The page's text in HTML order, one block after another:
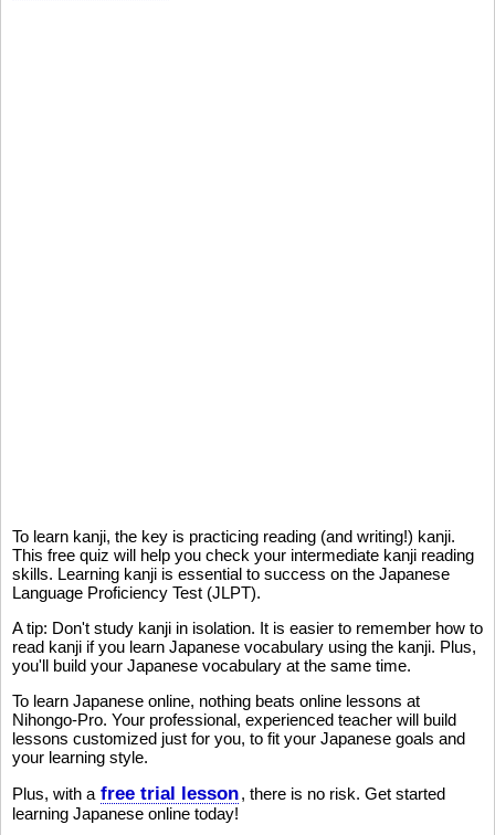
To learn kanji, the key is practicing reading (and writing!) kanji.
This free quiz will help you check your intermediate kanji reading
skills. Learning kanji is essential to success on the Japanese
Language Proficiency Test (JLPT).
A tip: Don't study kanji in isolation. It is easier to remember how to
read kanji if you learn Japanese vocabulary using the kanji. Plus,
you'll build your Japanese vocabulary at the same time.
To learn Japanese online, nothing beats online lessons at
Nihongo-Pro. Your professional, experienced teacher will build
lessons customized just for you, to fit your Japanese goals and
your learning style.
Plus, with a free trial lesson, there is no risk. Get started
learning Japanese online today!